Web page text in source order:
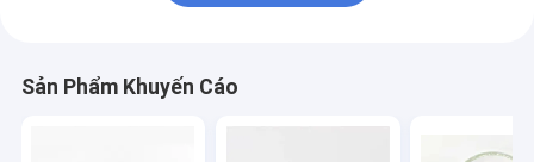
Sản phẩm
Sản Phẩm Khuyến Cáo